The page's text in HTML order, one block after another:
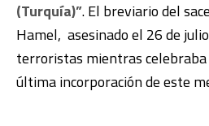
(Turquía)”. El breviario del
Hamel, asesinado el 26 de
terroristas mientras
última incorporación de este